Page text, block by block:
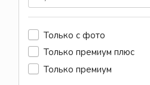
Только с фото
Только премиум плюс
Только премиум